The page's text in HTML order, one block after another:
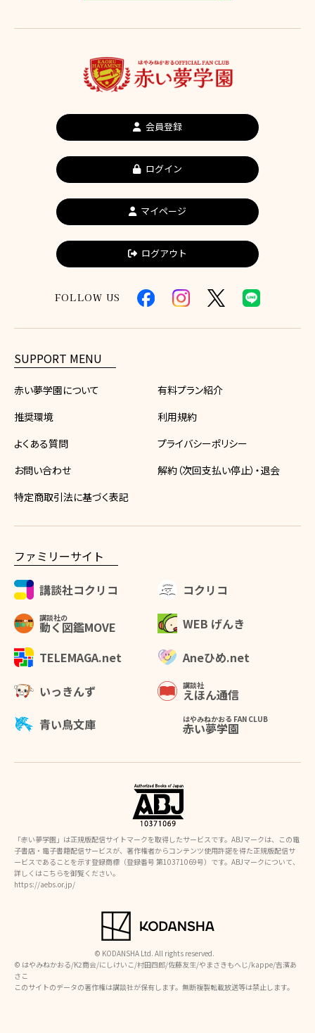
会員登録
ログイン
マイページ
ログアウト
FOLLOW US
SUPPORT MENU
赤い夢学園について
有料プラン紹介
推奨環境
利用規約
よくある質問
プライバシーポリシー
お問い合わせ
解約（次回支払い停止）・退会
特定商取引法に基づく表記
ファミリーサイト
講談社コクリコ
コクリコ
講談社の
動く図鑑MOVE
WEB げんき
TELEMAGA.net
Aneひめ.net
いっきんず 講談社
えほん通信
青い鳥文庫
はやみねかおる FAN CLUB
赤い夢学園
「赤い夢学園」は正規版配信サイトマークを取得したサービスです。ABJマークは、この電
子書店・電子書籍配信サービスが、著作権者からコンテンツ使用許諾を得た正規版配信サ
ービスであることを示す登録商標（登録番号 第10371069号）です。ABJマークについて、
詳しくはこちらを御覧ください。
https://aebs.or.jp/
© KODANSHA Ltd. All rights reserved.
©︎ はやみねかおる/K2商会/にしけいこ/村田四郎/佐藤友生/やまさきもへじ/kappe/吉濱あ
さこ
このサイトのデータの著作権は講談社が保有します。無断複製転載放送等は禁止します。